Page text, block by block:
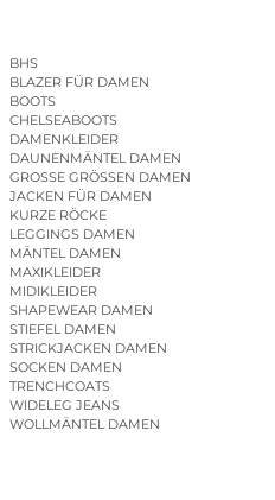
BHS
BLAZER FÜR DAMEN
BOOTS
CHELSEABOOTS
DAMENKLEIDER
DAUNENMÄNTEL DAMEN
GROSSE GRÖSSEN DAMEN
JACKEN FÜR DAMEN
KURZE RÖCKE
LEGGINGS DAMEN
MÄNTEL DAMEN
MAXIKLEIDER
MIDIKLEIDER
SHAPEWEAR DAMEN
STIEFEL DAMEN
STRICKJACKEN DAMEN
SOCKEN DAMEN
TRENCHCOATS
WIDELEG JEANS
WOLLMÄNTEL DAMEN